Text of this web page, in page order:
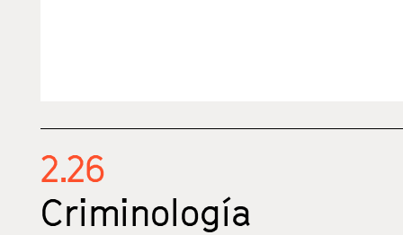
2.26
Criminología